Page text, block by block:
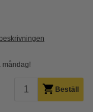
måndag!
Beställ